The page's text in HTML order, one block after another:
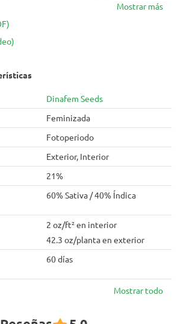
Herer, una cepa que no necesita
es popular en los dispensarios de
excelente sabor, crecimiento vigoroso y
Mostrar más
Dinafem Seeds
Feminizada
Fotoperiodo
Exterior, Interior
21%
60% Sativa / 40% Índica
2 oz/ft² en interior
42.3 oz/planta en exterior
60 días
Mostrar todo